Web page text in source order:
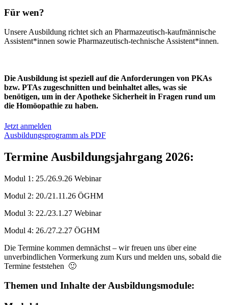
Für wen?
Unsere Ausbildung richtet sich an Pharmazeutisch-kaufmännische
Assistent*innen sowie Pharmazeutisch-technische Assistent*innen.
Die Ausbildung ist speziell auf die Anforderungen von PKAs
bzw. PTAs zugeschnitten und beinhaltet alles, was sie
benötigen, um in der Apotheke Sicherheit in Fragen rund um
die Homöopathie zu haben.
Jetzt anmelden
Ausbildungsprogramm als PDF
Termine Ausbildungsjahrgang 2026:
Modul 1: 25./26.9.26 Webinar
Modul 2: 20./21.11.26 ÖGHM
Modul 3: 22./23.1.27 Webinar
Modul 4: 26./27.2.27 ÖGHM
Die Termine kommen demnächst – wir freuen uns über eine
unverbindlichen Vormerkung zum Kurs und melden uns, sobald die
Termine feststehen 🙂
Themen und Inhalte der Ausbildungsmodule: